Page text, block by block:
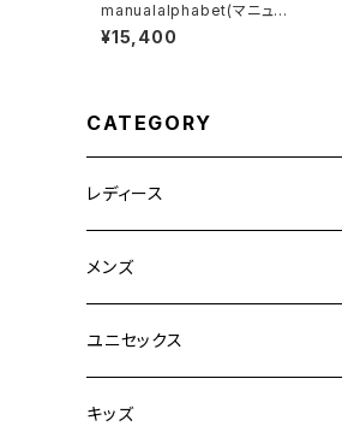
manualalphabet(マニュア
ルアルファベット) DRY TR
OPICAL OPEN COLLAR S
¥15,400
CATEGORY
レディース
CLANE
TOPS
BOTTOMS
TEN.
ETRE TOKYO
メンズ
FUJITO
TOPS
CURLY
ユニセックス
20/80
キッズ